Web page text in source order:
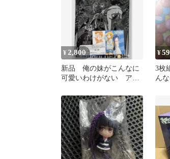
¥ 2,800
新品 俺の妹がこんなに
可愛いわけがない アニ
猫）マンガ
¥
3枚
ん